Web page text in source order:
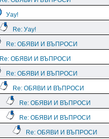
Уау!
Re: Уау!
Re: ОБЯВИ И ВЪПРОСИ
Re: ОБЯВИ И ВЪПРОСИ
Re: ОБЯВИ И ВЪПРОСИ
Re: ОБЯВИ И ВЪПРОСИ
Re: ОБЯВИ И ВЪПРОСИ
Re: ОБЯВИ И ВЪПРОСИ
Re: ОБЯВИ И ВЪПРОСИ